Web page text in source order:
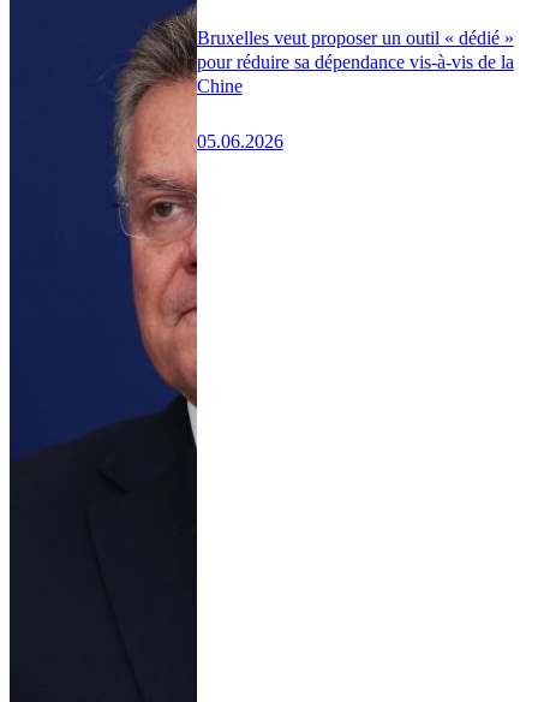
Bruxelles veut proposer un outil « dédié »
pour réduire sa dépendance vis-à-vis de la
Chine
05.06.2026